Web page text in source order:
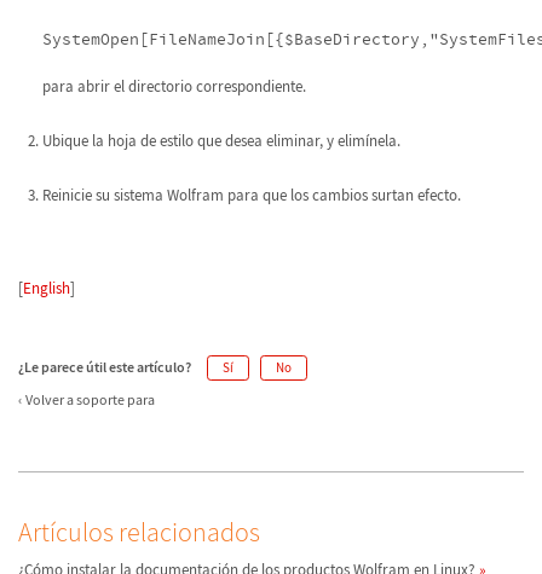
para abrir el directorio correspondiente.
Ubique la hoja de estilo que desea eliminar, y elimínela.
Reinicie su sistema Wolfram para que los cambios surtan efecto.
[English]
¿Le parece útil este artículo? Sí No
Volver a soporte para
Artículos relacionados
¿Cómo instalar la documentación de los productos Wolfram en Linux?